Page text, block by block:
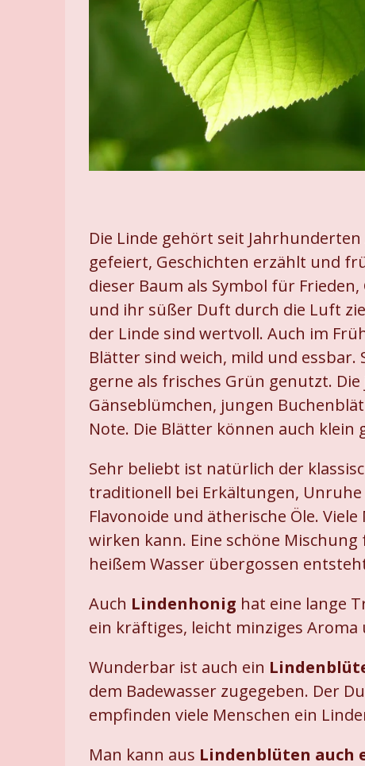
Die Linde gehört seit
gefeiert, Geschichten erzählt und
dieser Baum als Symbol für
und ihr süßer Duft durch die Luft
der Linde sind wertvoll. Auch im
Blätter sind weich, mild und
gerne als frisches Grün genutzt.
Gänseblümchen, jungen
Note. Die Blätter können auch
Sehr beliebt ist natürlich der
traditionell bei Erkältungen,
Flavonoide und ätherische Öle.
wirken kann. Eine schöne
heißem Wasser übergossen
Auch Lindenhonig hat eine lange
ein kräftiges, leicht minziges
Wunderbar ist auch ein
dem Badewasser zugegeben. Der
empfinden viele Menschen ein
Man kann aus Lindenblüten auch